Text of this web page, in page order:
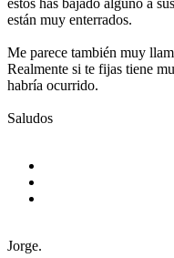
están muy enterrados.
Me parece también muy
Realmente si te fijas tiene
habría ocurrido.
Saludos
Jorge.